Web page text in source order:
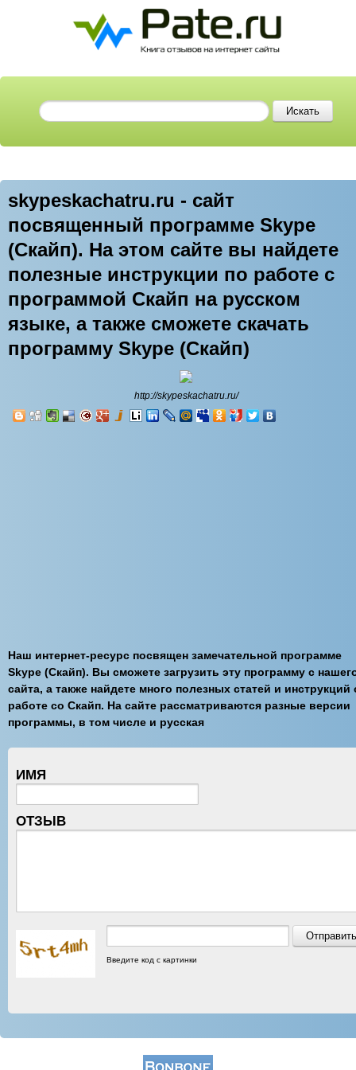
skypeskachatru.ru - сайт
посвященный программе Skype
(Скайп). На этом сайте вы найдете
полезные инструкции по работе с
программой Скайп на русском
языке, а также сможете скачать
программу Skype (Скайп)
http://skypeskachatru.ru/
Наш интернет-ресурс посвящен замечательной программе
Skype (Скайп). Вы сможете загрузить эту программу с
сайта, а также найдете много полезных статей и инструкций
работе со Скайп. На сайте рассматриваются разные версии
программы, в том числе и русская
ИМЯ
ОТЗЫВ
Введите код с картинки